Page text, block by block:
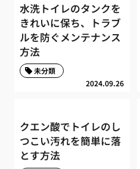
水洗トイレのタンクを
きれいに保ち、トラブ
ルを防ぐメンテナンス
方法
2024.09.26
未分類
クエン酸でトイレのし
つこい汚れを簡単に落
とす方法